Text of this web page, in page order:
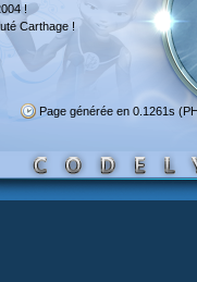
!
Carthage !
Page générée en 0.1261s